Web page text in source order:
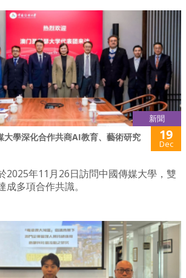
新聞
大學深化合作共商AI教育、藝術研究
19
Dec
2025年11月26日訪問中國傳媒大學，雙
多項合作共識。